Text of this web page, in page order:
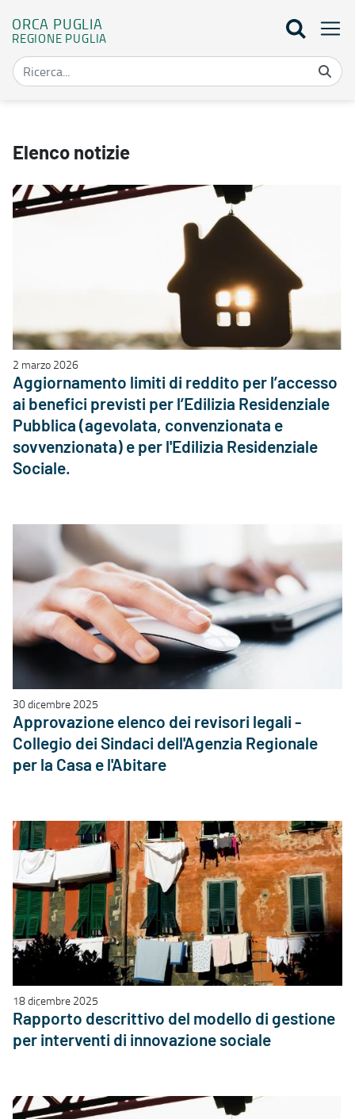
ORCA PUGLIA
REGIONE PUGLIA
Elenco notizie
2 marzo 2026
Aggiornamento limiti di reddito per l’accesso
ai benefici previsti per l’Edilizia Residenziale
Pubblica (agevolata, convenzionata e
sovvenzionata) e per l'Edilizia Residenziale
Sociale.
30 dicembre 2025
Approvazione elenco dei revisori legali -
Collegio dei Sindaci dell'Agenzia Regionale
per la Casa e l'Abitare
18 dicembre 2025
Rapporto descrittivo del modello di gestione
per interventi di innovazione sociale